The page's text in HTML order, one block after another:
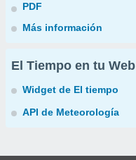
PDF
Más información
El Tiempo en tu Web
Widget de El tiempo
API de Meteorología